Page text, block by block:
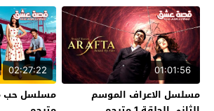
01:01:56
مسلسل الاعراف الموسم
02:27:22